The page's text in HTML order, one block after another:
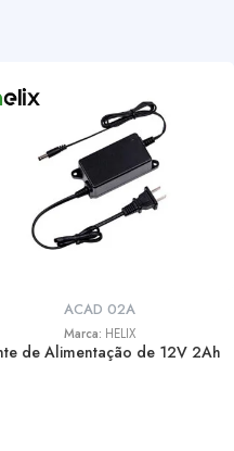
ACAD 02A
Marca: HELIX
de Alimentação de 12V 2Ah